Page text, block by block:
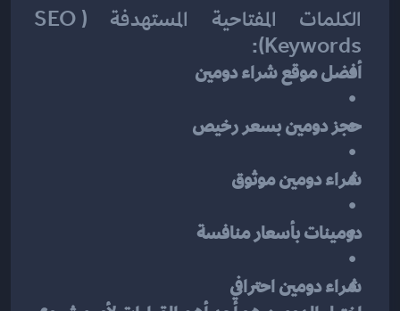
الكلمات المفتاحية المستهدفة (SEO
Keywords):
أفضل موقع شراء دومين
حجز دومين بسعر رخيص
شراء دومين موثوق
دومينات بأسعار منافسة
شراء دومين احترافي